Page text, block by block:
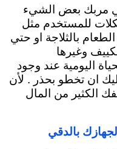
مربك بعض الشيء
للمستخدم مثل
بالثلاجة او حتي
وغيرها
اليومية عند وجود
ان تخطو بحذر . لأن
الكثير من المال
لجهازك بالدقي